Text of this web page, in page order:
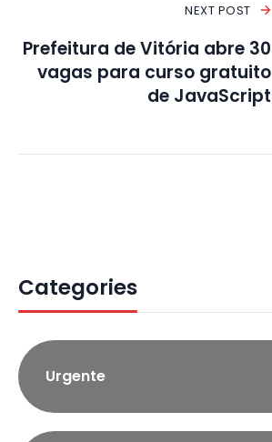
NEXT POST
Prefeitura de Vitória abre 30
vagas para curso gratuito
de JavaScript
Categories
Urgente